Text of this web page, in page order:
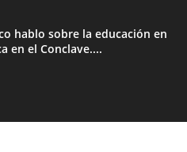
hablo sobre la educación en
en el Conclave....